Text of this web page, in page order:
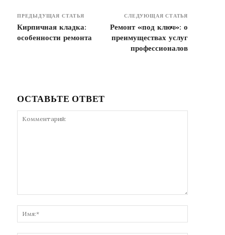
ПРЕДЫДУЩАЯ СТАТЬЯ
Кирпичная кладка:
особенности ремонта
СЛЕДУЮЩАЯ СТАТЬЯ
Ремонт «под ключ»: о
преимуществах услуг
профессионалов
ОСТАВЬТЕ ОТВЕТ